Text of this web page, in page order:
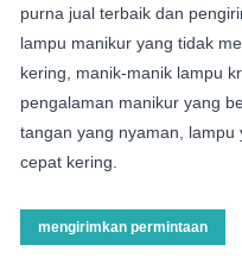
purna jual terbaik dan
lampu manikur yang tidak
kering, manik-manik lampu
pengalaman manikur yang
tangan yang nyaman,
cepat kering.
mengirimkan permintaan